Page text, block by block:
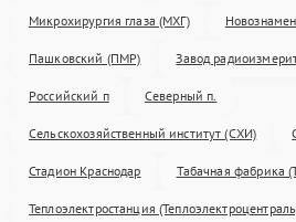
Микрохирургия глаза (МХГ)
Пашковский (ПМР) Завод
Российский п Северный п.
Сельскохозяйственный институт (СХИ)
Стадион Краснодар Табачная фабрика
Теплоэлектростанция